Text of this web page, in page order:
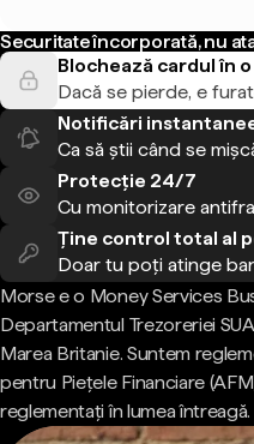
Securitate încorporată, nu
Blochează cardul în
Dacă se pierde, e
Notificări
Ca să știi când se
Protecție 24/7
Cu monitorizare
Ține control total al
Doar tu poți atinge
Morse e o Money Services
Departamentul Trezoreriei
Marea Britanie. Suntem
pentru Piețele Financiare
reglementați în lumea întreagă.